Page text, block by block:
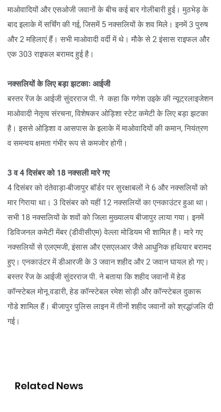
माओवादियों और एसओजी जवानों के बीच कई बार गोलीबारी हुई। मुठभेड़ के
बाद इलाके में सर्चिंग की गई, जिसमें 5 नक्सलियों के शव मिले। इनमें 3 पुरुष
और 2 महिलाएं हैं। सभी माओवादी वर्दी में थे। मौके से 2 इंसास राइफल और
एक 303 राइफल बरामद हुई है।
नक्सलियों के लिए बड़ा झटकाः आईजी
बस्तर रेंज के आईजी सुंदरराज पी. ने कहा कि गणेश उइके की न्यूट्रलाइजेशन
माओवादी नेतृत्व संरचना, विशेषकर ओड़िशा स्टेट कमेटी के लिए बड़ा झटका
है। इससे ओड़िशा व आसपास के इलाके में माओवादियों की कमान, नियंत्रण
व समन्वय क्षमता गंभीर रूप से कमजोर होगी।
3 व 4 दिसंबर को 18 नक्सली मारे गए
4 दिसंबर को दंतेवाड़ा-बीजापुर बॉर्डर पर सुरक्षाबलों ने 6 और नक्सलियों को
मार गिराया था। 3 दिसंबर को यहीं 12 नक्सलियों का एनकाउंटर हुआ था।
सभी 18 नक्सलियों के शवों को जिला मुख्यालय बीजापुर लाया गया। इनमें
डिविजनल कमेटी मेंबर (डीवीसीएम) वेल्ला मोडियम भी शामिल है। मारे गए
नक्सलियों से एलएमजी, इंसास और एसएलआर जैसे आधुनिक हथियार बरामद
हुए। एनकाउंटर में डीआरजी के 3 जवान शहीद और 2 जवान घायल हो गए।
बस्तर रेंज के आईजी सुंदरराज पी. ने बताया कि शहीद जवानों में हेड
कॉन्स्टेबल मोनू वडारी, हेड कॉन्स्टेबल रमेश सोड़ी और कॉन्स्टेबल दुकारू
गोंडे शामिल हैं। बीजापुर पुलिस लाइन में तीनों शहीद जवानों को श्रद्धांजलि दी
गई।
Related News